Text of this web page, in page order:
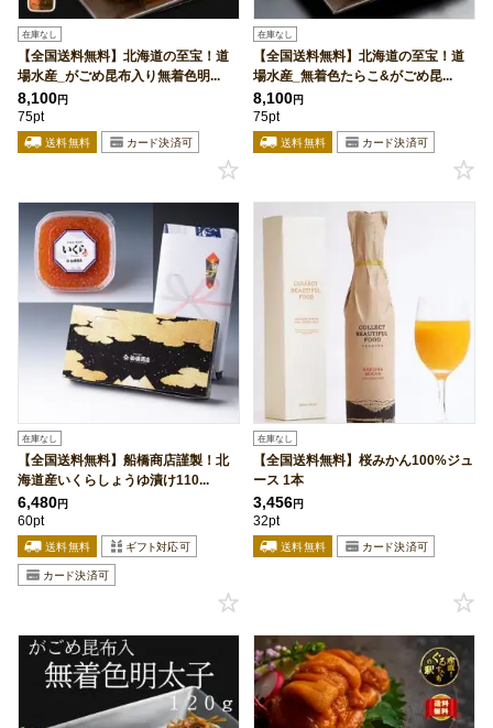
在庫なし
【全国送料無料】北海道の至宝！道
場水産_がごめ昆布入り無着色明...
8,100円
75pt
在庫なし
【全国送料無料】北海道の至宝！道
場水産_無着色たらこ&がごめ昆...
8,100円
75pt
在庫なし
【全国送料無料】船橋商店謹製！北
海道産いくらしょうゆ漬け110...
6,480円
60pt
在庫なし
【全国送料無料】桜みかん100%ジュ
ース 1本
3,456円
32pt